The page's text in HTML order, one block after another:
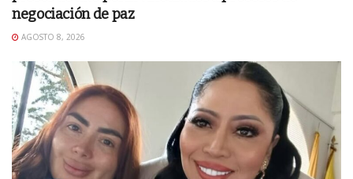
negociación de paz
AGOSTO 8, 2026